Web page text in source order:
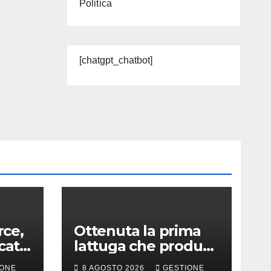
Politica
[chatgpt_chatbot]
Ottenuta la prima
lattuga che produce
una proteina chiave
8 AGOSTO 2026 GESTIONE